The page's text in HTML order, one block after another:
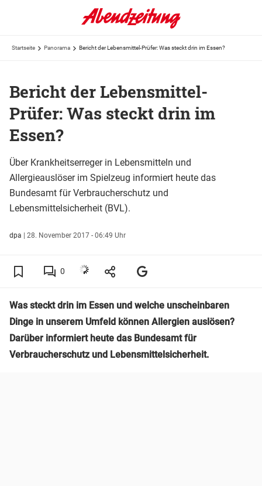
Startseite Panorama Bericht der Lebensmittel-Prüfer: Was steckt drin im Essen?
Bericht der Lebensmittel-
Prüfer: Was steckt drin im
Essen?
Über Krankheitserreger in Lebensmitteln und
Allergieauslöser im Spielzeug informiert heute das
Bundesamt für Verbraucherschutz und
Lebensmittelsicherheit (BVL).
dpa | 28. November 2017 - 06:49 Uhr
0
Was steckt drin im Essen und welche unscheinbaren
Dinge in unserem Umfeld können Allergien auslösen?
Darüber informiert heute das Bundesamt für
Verbraucherschutz und Lebensmittelsicherheit.